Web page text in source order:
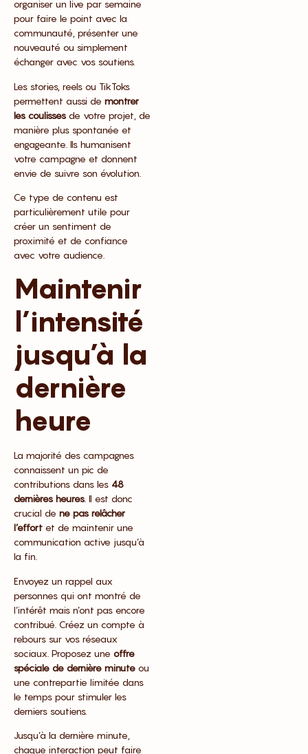
organiser un live par semaine
pour faire le point avec la
communauté, présenter une
nouveauté ou simplement
échanger avec vos soutiens.
Les stories, reels ou TikToks
permettent aussi de montrer
les coulisses de votre projet, de
manière plus spontanée et
engageante. Ils humanisent
votre campagne et donnent
envie de suivre son évolution.
Ce type de contenu est
particulièrement utile pour
créer un sentiment de
proximité et de confiance
avec votre audience.
Maintenir
l’intensité
jusqu’à la
dernière
heure
La majorité des campagnes
connaissent un pic de
contributions dans les 48
dernières heures. Il est donc
crucial de ne pas relâcher
l’effort et de maintenir une
communication active jusqu’à
la fin.
Envoyez un rappel aux
personnes qui ont montré de
l’intérêt mais n’ont pas encore
contribué. Créez un compte à
rebours sur vos réseaux
sociaux. Proposez une offre
spéciale de dernière minute ou
une contrepartie limitée dans
le temps pour stimuler les
derniers soutiens.
Jusqu’à la dernière minute,
chaque interaction peut faire